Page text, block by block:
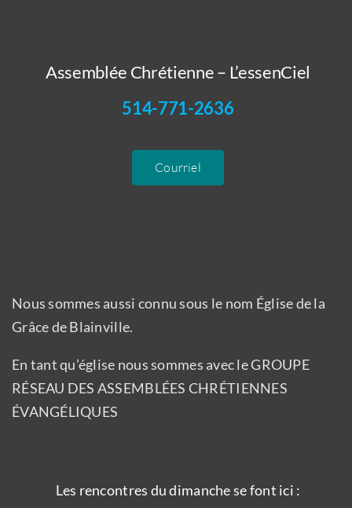
Assemblée Chrétienne – L’essenCiel
514-771-2636
Courriel
Nous sommes aussi connu sous le nom Église de la
Grâce de Blainville.
En tant qu’église nous sommes avec le GROUPE
RÉSEAU DES ASSEMBLÉES CHRÉTIENNES
ÉVANGÉLIQUES
Les rencontres du dimanche se font ici :